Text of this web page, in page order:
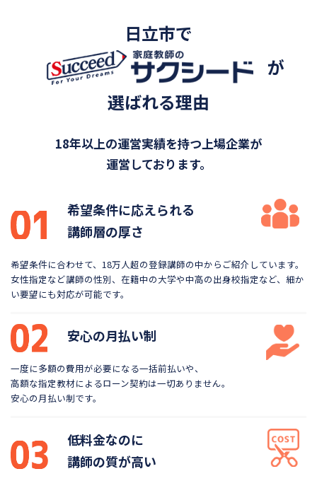
日立市で
が
選ばれる理由
18年以上の運営実績を持つ上場企業が
運営しております。
希望条件に応えられる
講師層の厚さ
希望条件に合わせて、18万人超の登録講師の中から ご紹介しています。
女性指定など講師の性別、在籍中の大学や中高の出身校指定など、細か
い要望にも対応が可能です。
安心の月払い制
一度に多額の費用が必要になる一括前払いや、
高額な指定教材によるローン契約は一切ありません。
安心の月払い制です。
低料金なのに
講師の質が高い